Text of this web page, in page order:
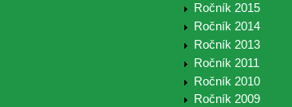
Ročník 2015
Ročník 2014
Ročník 2013
Ročník 2011
Ročník 2010
Ročník 2009